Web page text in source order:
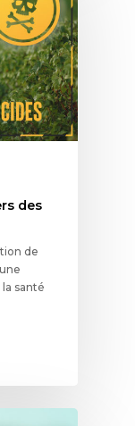
des
de
santé